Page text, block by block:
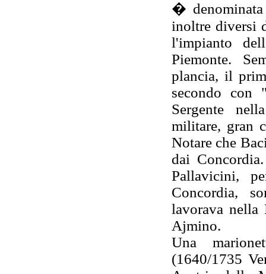
�
inoltre diversi
l'impianto
Piemonte.
plancia, il
secondo con
Sergente
militare, gran
Notare che
dai
Pallavicini,
Concordia,
lavorava nella
Ajmino.
Una
(1640/1735